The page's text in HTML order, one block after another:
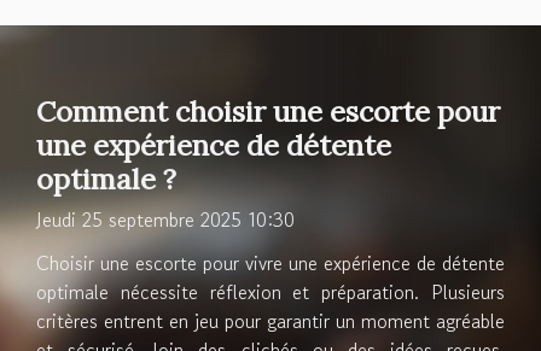
Comment choisir une escorte pour
une expérience de détente
optimale ?
Jeudi 25 septembre 2025 10:30
Choisir une escorte pour vivre une expérience de détente
optimale nécessite réflexion et préparation. Plusieurs
critères entrent en jeu pour garantir un moment agréable